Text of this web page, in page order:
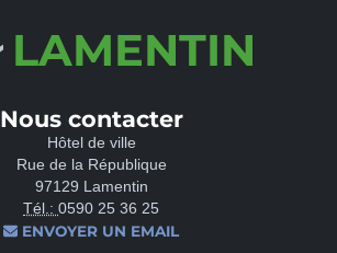
LAMENTIN
Nous contacter
Hôtel de ville
Rue de la République
97129 Lamentin
Tél.: 0590 25 36 25
ENVOYER UN EMAIL